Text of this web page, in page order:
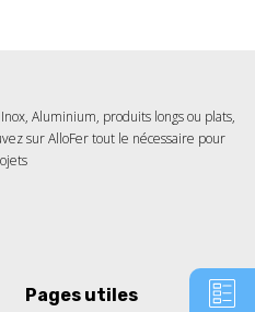
Aluminium, produits longs ou plats,
sur AlloFer tout le nécessaire pour
Pages utiles